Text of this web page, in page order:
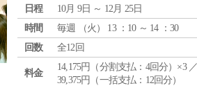
日程
10月 9日 ～ 12月 25日
時間
毎週 （火 ） 13 ：10 ～ 14 ：30
回数
全12回
料金
14,175円（分割支払：4回分）×3
39,375円（一括支払：12回分）